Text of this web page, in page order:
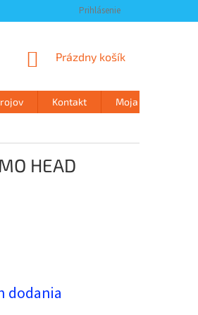
Prihlásenie
NÁKUPNÝ
Prázdny košík
Kontakt Moja objednávka
HEAD
dodania